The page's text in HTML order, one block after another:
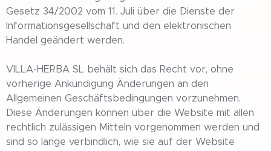
Gesetz 34/2002 vom 11. Juli über die Dienste der
Informationsgesellschaft und den elektronischen
Handel geändert werden.
VILLA-HERBA SL behält sich das Recht vor, ohne
vorherige Ankündigung Änderungen an den
Allgemeinen Geschäftsbedingungen vorzunehmen.
Diese Änderungen können über die Website mit allen
rechtlich zulässigen Mitteln vorgenommen werden und
sind so lange verbindlich, wie sie auf der Website